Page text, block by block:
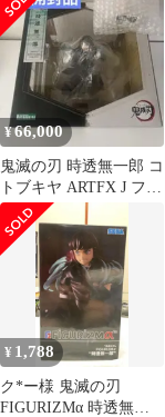
¥ 66,000
鬼滅の刃 時透無一郎 コ
トブキヤ ARTFX J フィ
ギュア
¥ 1,788
ク*ー様 鬼滅の刃
FIGURIZMα 時透無一